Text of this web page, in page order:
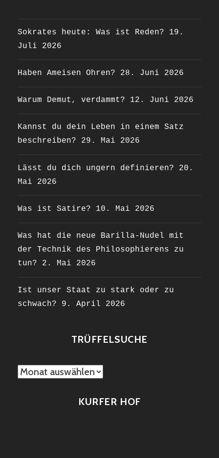
Sokrates heute: Was ist Reden?
19.
Juli 2026
Haben Ameisen Ohren? 28. Juni 2026
Warum Demut, verdammt? 12. Juni 2026
Kannst du dein Leben in einem Satz
beschreiben?
29. Mai 2026
Lässt du dich ungern definieren?
20.
Mai 2026
Was ist Satire? 10. Mai 2026
Was hat die neue Barilla-Nudel mit
der Technik des Philosophierens zu
tun?
2. Mai 2026
Ist unser Staat zu stark oder zu
schwach?
9. April 2026
TRÜFFELSUCHE
TRÜFFELSUCHE
KURFER HOF